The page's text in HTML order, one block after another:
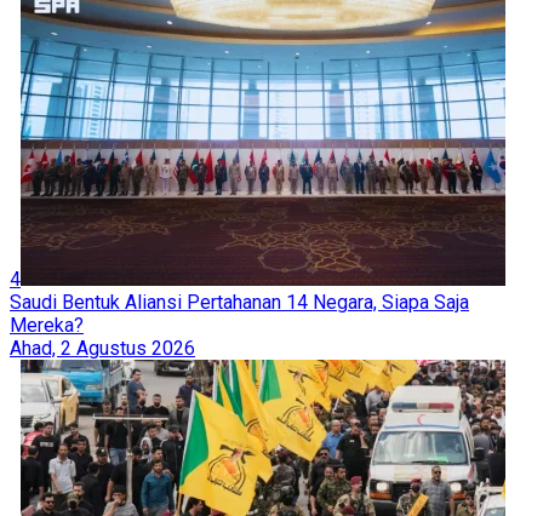
4
Saudi Bentuk Aliansi Pertahanan 14 Negara, Siapa Saja
Mereka?
Ahad, 2 Agustus 2026